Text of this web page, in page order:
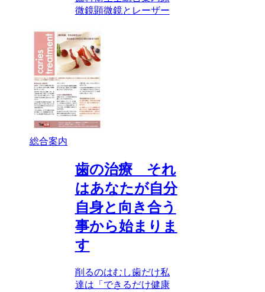
微鏡顕微鏡とレーザー
総合案内
歯の治療 それ
はあなたが自分
自身と向き合う
事から始まりま
す
削るのはむし歯だけ私
達は「できるだけ健康